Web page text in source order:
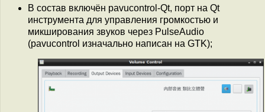
В состав включён pavucontrol-Qt, порт на Qt
инструмента для управления громкостью и
микширования звуков через PulseAudio
(pavucontrol изначально написан на GTK);